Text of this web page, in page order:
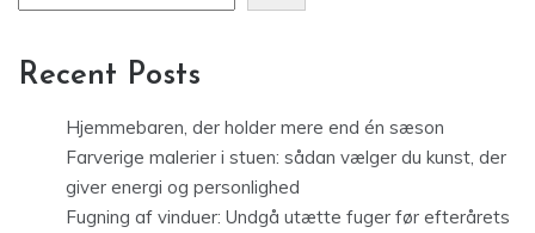
Recent Posts
Hjemmebaren, der holder mere end én sæson
Farverige malerier i stuen: sådan vælger du kunst, der
giver energi og personlighed
Fugning af vinduer: Undgå utætte fuger før efterårets